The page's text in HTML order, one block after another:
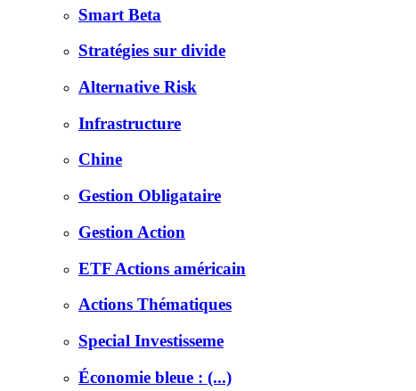
Smart Beta
Stratégies sur divide
Alternative Risk
Infrastructure
Chine
Gestion Obligataire
Gestion Action
ETF Actions américain
Actions Thématiques
Special Investisseme
Économie bleue : (...)